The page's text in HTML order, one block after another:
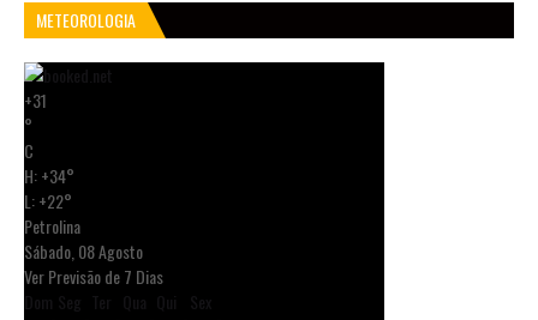
METEOROLOGIA
+31
°
C
H:+34°
L:+22°
Petrolina
Sábado, 08 Agosto
Ver Previsão de 7 Dias